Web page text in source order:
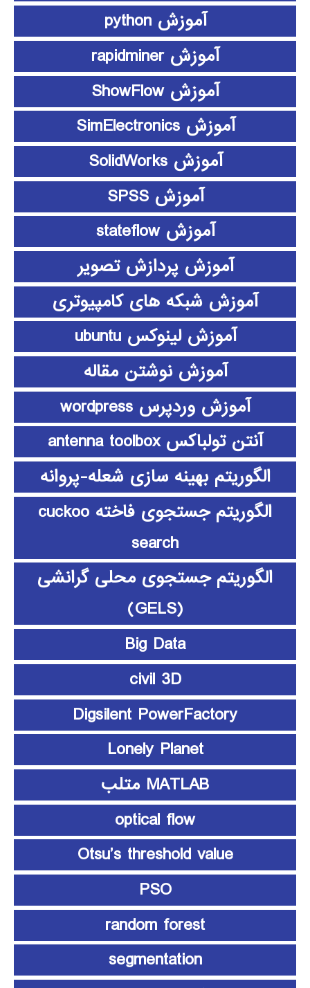
آموزش python
آموزش rapidminer
آموزش ShowFlow
آموزش SimElectronics
آموزش SolidWorks
آموزش SPSS
آموزش stateflow
آموزش پردازش تصویر
آموزش شبکه های کامپیوتری
آموزش لینوکس ubuntu
آموزش نوشتن مقاله
آموزش وردپرس wordpress
آنتن تولباکس antenna toolbox
الگوریتم بهینه سازی شعله-پروانه
الگوریتم جستجوی فاخته cuckoo
search
الگوریتم جستجوی محلی گرانشی
(GELS)
Big Data
civil 3D
Digsilent PowerFactory
Lonely Planet
MATLAB متلب
optical flow
Otsu’s threshold value
PSO
random forest
segmentation